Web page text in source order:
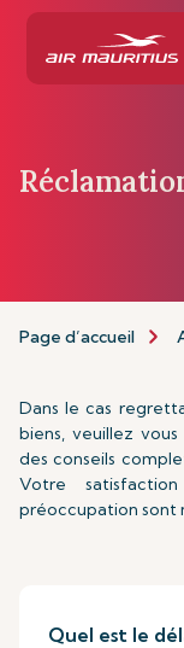
Page d’accueil
Dans le cas
biens, veuillez
des conseils
Votre
préoccupation sont
Quel est le